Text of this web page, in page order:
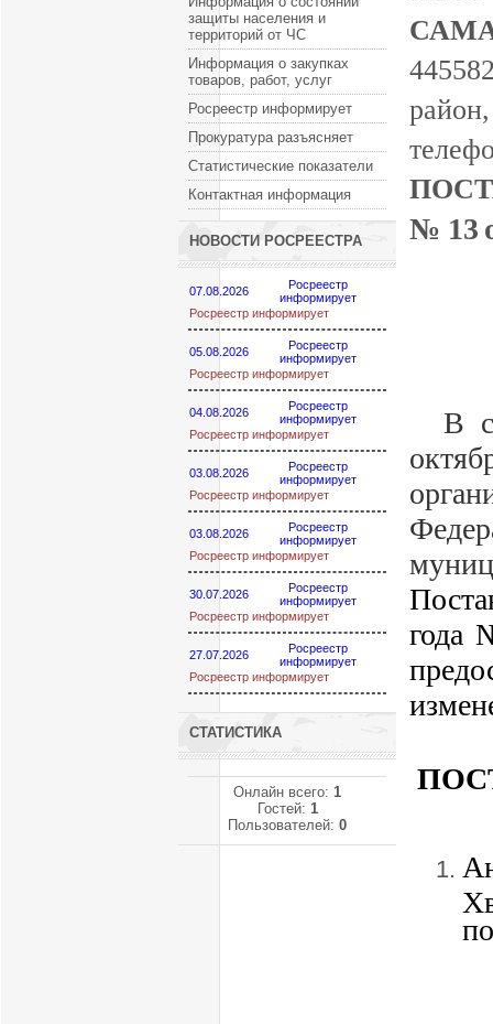
защиты населения и
территорий от ЧС
Информация о закупках
товаров, работ, услуг
Росреестр информирует
Прокуратура разъясняет
Статистические показатели
Контактная информация
НОВОСТИ РОСРЕЕСТРА
07.08.2026
Росреестр
информирует
Росреестр информирует
05.08.2026
Росреестр
информирует
Росреестр информирует
04.08.2026
Росреестр
информирует
Росреестр информирует
03.08.2026
Росреестр
информирует
Росреестр информирует
03.08.2026
Росреестр
информирует
Росреестр информирует
30.07.2026
Росреестр
информирует
Росреестр информирует
27.07.2026
Росреестр
информирует
Росреестр информирует
СТАТИСТИКА
Онлайн всего: 1
Гостей: 1
Пользователей: 0
№ 13
В
года